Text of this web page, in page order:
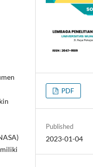
PDF
Published
2023-01-04